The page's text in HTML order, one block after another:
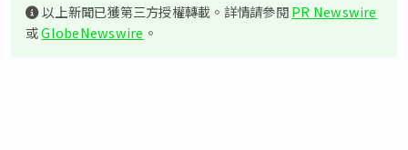
以上新聞已獲第三方授權轉載。詳情請參閱PR Newswire
或GlobeNewswire 。